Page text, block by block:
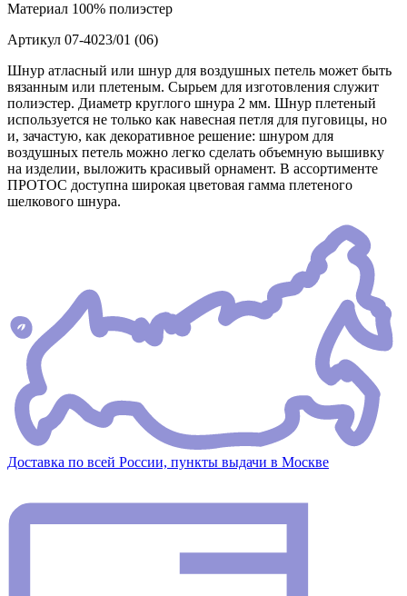
Материал 100% полиэстер
Артикул 07-4023/01 (06)
Шнур атласный или шнур для воздушных петель может быть
вязанным или плетеным. Сырьем для изготовления служит
полиэстер. Диаметр круглого шнура 2 мм. Шнур плетеный
используется не только как навесная петля для пуговицы, но
и, зачастую, как декоративное решение: шнуром для
воздушных петель можно легко сделать объемную вышивку
на изделии, выложить красивый орнамент. В ассортименте
ПРОТОС доступна широкая цветовая гамма плетеного
шелкового шнура.
Доставка по всей России, пункты выдачи в Москве